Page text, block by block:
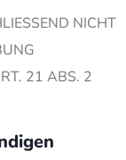
NICHT
21 ABS. 2